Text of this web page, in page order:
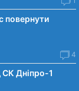
повернути
4
Дніпро-1